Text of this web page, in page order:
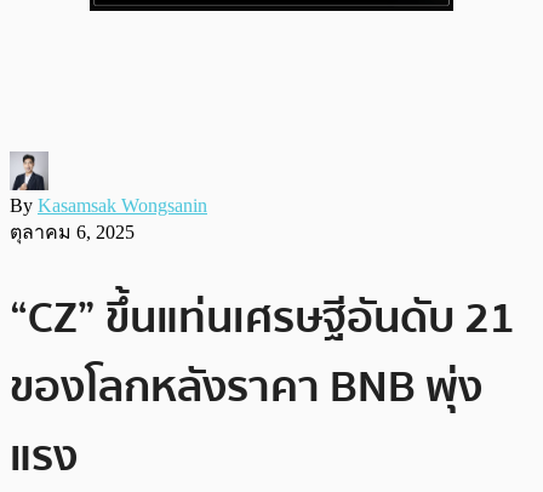
By Kasamsak Wongsanin
ตุลาคม 6, 2025
“CZ” ขึ้นแท่นเศรษฐีอันดับ 21
ของโลกหลังราคา BNB พุ่ง
แรง